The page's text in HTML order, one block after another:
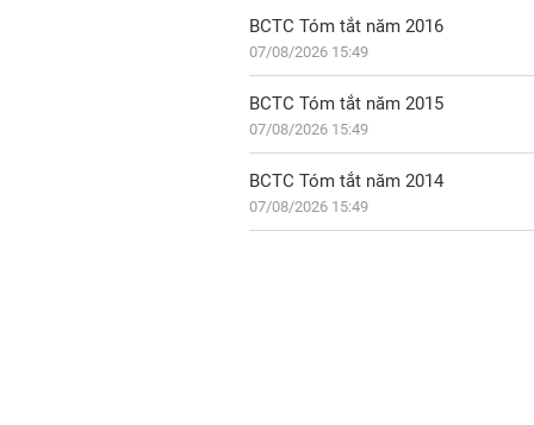
BCTC Tóm tắt năm 2016
07/08/2026 15:49
BCTC Tóm tắt năm 2015
07/08/2026 15:49
BCTC Tóm tắt năm 2014
07/08/2026 15:49